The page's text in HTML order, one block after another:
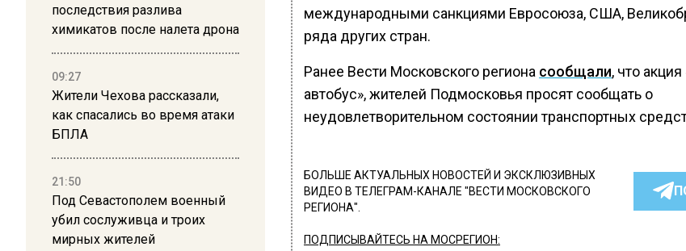
последствия разлива
химикатов после налета дрона
09:27
Жители Чехова рассказали,
как спасались во время атаки
БПЛА
21:50
Под Севастополем военный
убил сослуживца и троих
мирных жителей
международными санкциями Евросоюза, США,
ряда других стран.
Ранее Вести Московского региона сообщали, что
автобус», жителей Подмосковья просят сообщать о
неудовлетворительном состоянии транспортных
БОЛЬШЕ АКТУАЛЬНЫХ НОВОСТЕЙ И ЭКСКЛЮЗИВНЫХ
ВИДЕО В ТЕЛЕГРАМ-КАНАЛЕ "ВЕСТИ МОСКОВСКОГО
РЕГИОНА".
ПОДПИСЫВАЙТЕСЬ НА МОСРЕГИОН: